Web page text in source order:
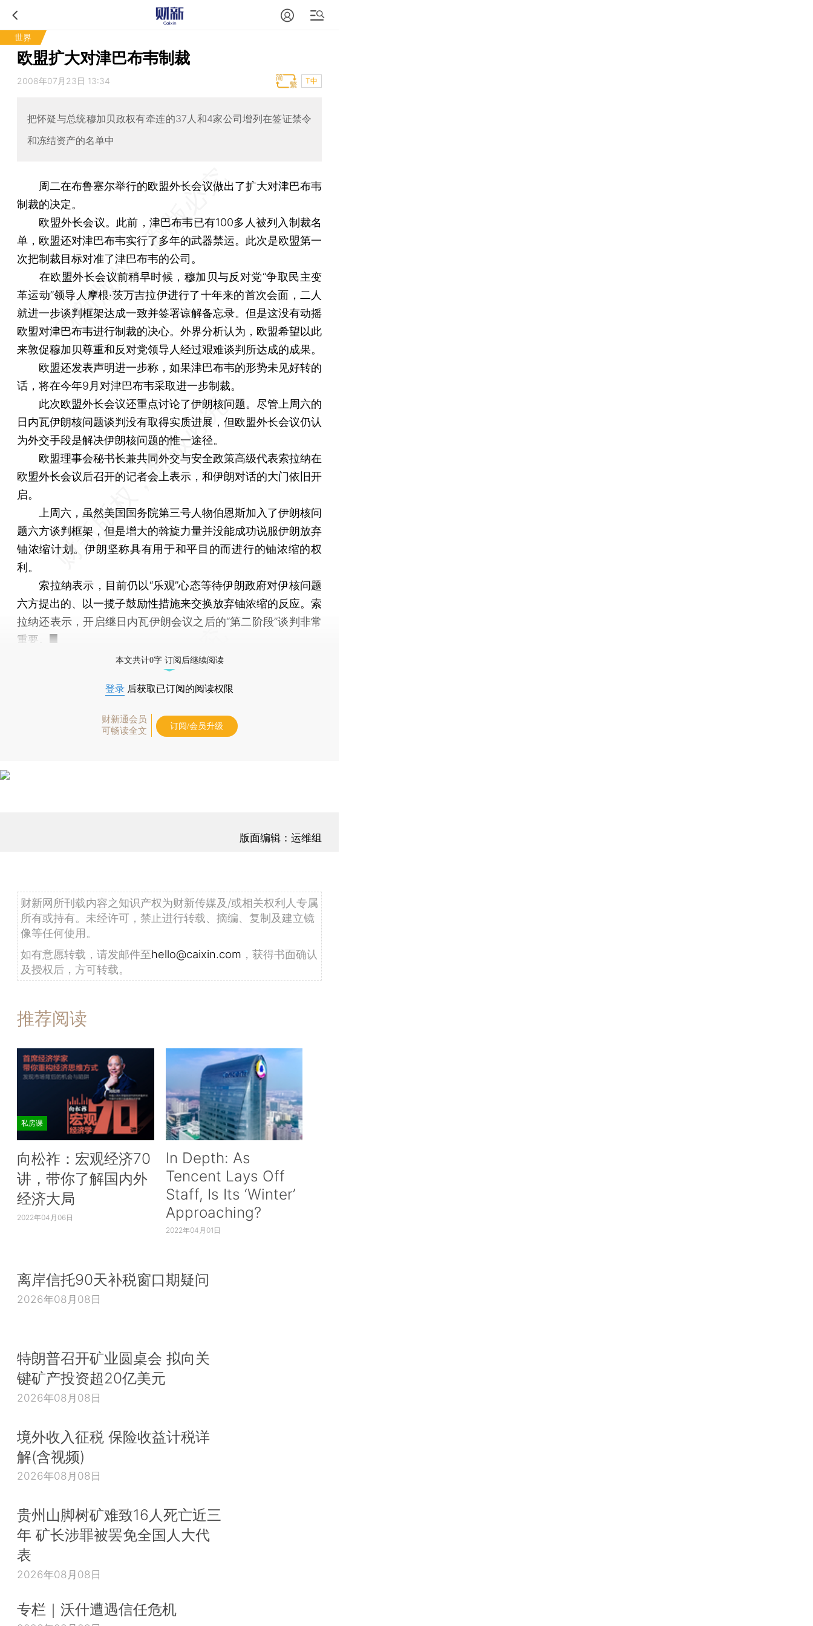
世界
欧盟扩大对津巴布韦制裁
2008年07月23日 13:34 T中
把怀疑与总统穆加贝政权有牵连的37人和4家公司增列在签证禁令
和冻结资产的名单中
周二在布鲁塞尔举行的欧盟外长会议做出了扩大对津巴布韦
制裁的决定。
欧盟外长会议。此前，津巴布韦已有100多人被列入制裁名
单，欧盟还对津巴布韦实行了多年的武器禁运。此次是欧盟第一
次把制裁目标对准了津巴布韦的公司。
在欧盟外长会议前稍早时候，穆加贝与反对党“争取民主变
革运动”领导人摩根·茨万吉拉伊进行了十年来的首次会面，二人
就进一步谈判框架达成一致并签署谅解备忘录。但是这没有动摇
欧盟对津巴布韦进行制裁的决心。外界分析认为，欧盟希望以此
来敦促穆加贝尊重和反对党领导人经过艰难谈判所达成的成果。
欧盟还发表声明进一步称，如果津巴布韦的形势未见好转的
话，将在今年9月对津巴布韦采取进一步制裁。
此次欧盟外长会议还重点讨论了伊朗核问题。尽管上周六的
日内瓦伊朗核问题谈判没有取得实质进展，但欧盟外长会议仍认
为外交手段是解决伊朗核问题的惟一途径。
欧盟理事会秘书长兼共同外交与安全政策高级代表索拉纳在
欧盟外长会议后召开的记者会上表示，和伊朗对话的大门依旧开
启。
上周六，虽然美国国务院第三号人物伯恩斯加入了伊朗核问
题六方谈判框架，但是增大的斡旋力量并没能成功说服伊朗放弃
铀浓缩计划。伊朗坚称具有用于和平目的而进行的铀浓缩的权
利。
索拉纳表示，目前仍以“乐观”心态等待伊朗政府对伊核问题
六方提出的、以一揽子鼓励性措施来交换放弃铀浓缩的反应。索
拉纳还表示，开启继日内瓦伊朗会议之后的“第二阶段”谈判非常
重要。█
本文共计0字 订阅后继续阅读
登录 后获取已订阅的阅读权限
财新通会员
可畅读全文
订阅/会员升级
版面编辑：运维组
财新网所刊载内容之知识产权为财新传媒及/或相关权利人专属
所有或持有。未经许可，禁止进行转载、摘编、复制及建立镜
像等任何使用。
如有意愿转载，请发邮件至hello@caixin.com ，获得书面确认
及授权后，方可转载。
推荐阅读
私房课
向松祚：宏观经济70
讲，带你了解国内外
经济大局
2022年04月06日
In Depth: As
Tencent Lays Off
Staff, Is Its ‘Winter’
Approaching?
2022年04月01日
离岸信托90天补税窗口期疑问
2026年08月08日
特朗普召开矿业圆桌会 拟向关
键矿产投资超20亿美元
2026年08月08日
境外收入征税 保险收益计税详
解(含视频)
2026年08月08日
贵州山脚树矿难致16人死亡近三
年 矿长涉罪被罢免全国人大代
表
2026年08月08日
专栏｜沃什遭遇信任危机